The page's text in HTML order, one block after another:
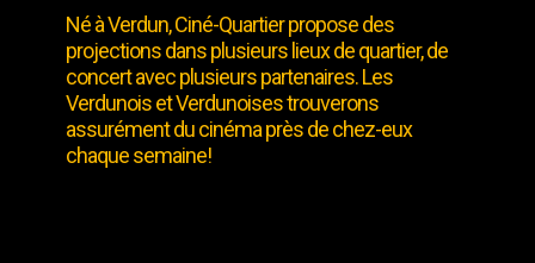
Né à Verdun, Ciné-Quartier propose des
projections dans plusieurs lieux de quartier, de
concert avec plusieurs partenaires. Les
Verdunois et Verdunoises trouverons
assurément du cinéma près de chez-eux
chaque semaine!